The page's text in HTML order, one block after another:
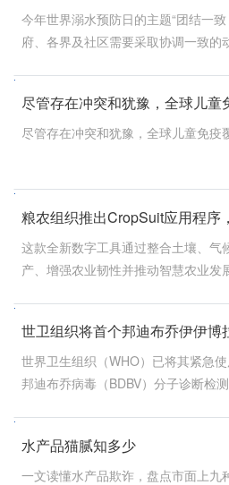
今年世界溺水预防日的主题“团结一
府、各界及社区需要采取协调一致的
尽管存在冲突和犹豫，全球儿童免疫
这款全新数字工具通过整合土壤、气
产、增强农业韧性并推动智慧农业发
世界卫生组织（WHO）已将其紧急
邦迪布乔病毒（BDBV）分子诊断检测
水产品猫腻知多少
一文读懂水产品欺诈，盘点市面上九